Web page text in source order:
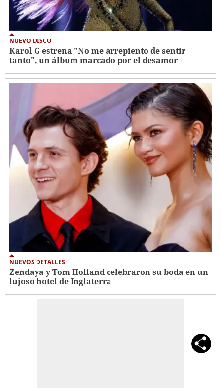
NUEVO DISCO
Karol G estrena "No me arrepiento de sentir
tanto", un álbum marcado por el desamor
NUEVOS DETALLES
Zendaya y Tom Holland celebraron su boda en un
lujoso hotel de Inglaterra